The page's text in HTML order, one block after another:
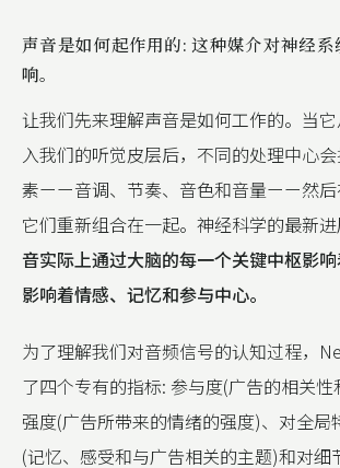
声音是如何起作用的: 这种媒介对神经系
响。
让我们先来理解声音是如何工作的。当
入我们的听觉皮层后，不同的处理中心
素ーー音调、节奏、音色和音量ーー然
它们重新组合在一起。神经科学的最新进
音实际上通过大脑的每一个关键中枢影
影响着情感、记忆和参与中心。
为了理解我们对音频信号的认知过程，
了四个专有的指标: 参与度(广告的相关
强度(广告所带来的情绪的强度)、对全局
(记忆、感受和与广告相关的主题)和对细